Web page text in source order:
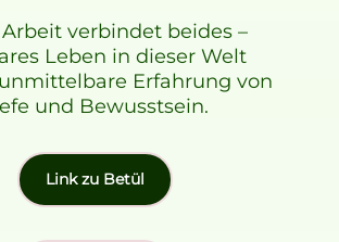
Arbeit verbindet beides –
Leben in dieser Welt
Erfahrung von
und Bewusstsein.
Link zu Betül